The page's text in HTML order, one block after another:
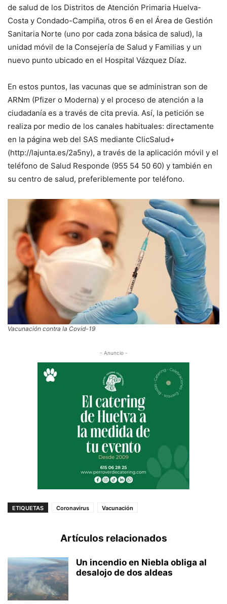
de salud de los Distritos de Atención Primaria Huelva-
Costa y Condado-Campiña, otros 6 en el Área de Gestión
Sanitaria Norte (uno por cada zona básica de salud), la
unidad móvil de la Consejería de Salud y Familias y un
nuevo punto ubicado en el Hospital Vázquez Díaz.
En estos puntos, las vacunas que se administran son de
ARNm (Pfizer o Moderna) y el proceso de atención a la
ciudadanía es a través de cita previa. Así, la petición se
realiza por medio de los canales habituales: directamente
en la página web del SAS mediante ClicSalud+
(http://lajunta.es/2a5ny), a través de la aplicación móvil y el
teléfono de Salud Responde (955 54 50 60) y también en
su centro de salud, preferiblemente por teléfono.
Vacunación contra la Covid-19
- Anuncio -
ETIQUETAS Coronavirus Vacunación
Artículos relacionados
Un incendio en Niebla obliga al
desalojo de dos aldeas